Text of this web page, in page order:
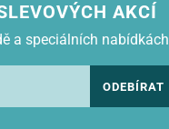
AKCÍ
a speciálních nabídkách
ODEBÍRAT